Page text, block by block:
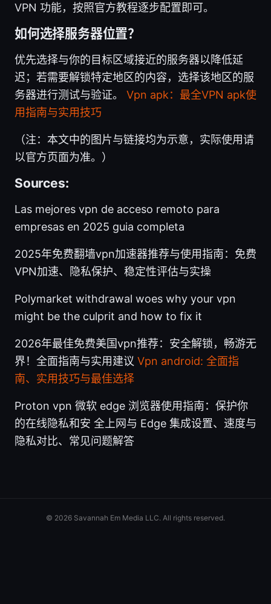
VPN 功能，按照官方教程逐步配置即可。
如何选择服务器位置？
优先选择与你的目标区域接近的服务器以降低延
迟；若需要解锁特定地区的内容，选择该地区的服
务器进行测试与验证。 Vpn apk：最全VPN apk使
用指南与实用技巧
（注：本文中的图片与链接均为示意，实际使用请
以官方页面为准。）
Sources:
Las mejores vpn de acceso remoto para
empresas en 2025 guia completa
2025年免费翻墙vpn加速器推荐与使用指南：免费
VPN加速、隐私保护、稳定性评估与实操
Polymarket withdrawal woes why your vpn
might be the culprit and how to fix it
2026年最佳免费美国vpn推荐：安全解锁，畅游无
界！全面指南与实用建议 Vpn android: 全面指
南、实用技巧与最佳选择
Proton vpn 微软 edge 浏览器使用指南：保护你
的在线隐私和安 全上网与 Edge 集成设置、速度与
隐私对比、常见问题解答
© 2026 Savannah Em Media LLC. All rights reserved.